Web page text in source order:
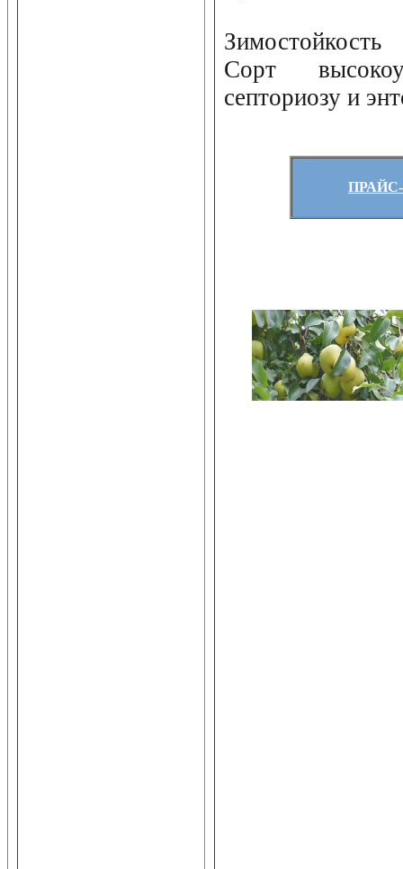
Зимостойкость
Сорт
септориозу и